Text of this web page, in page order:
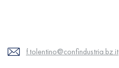
f.tolentino@confindustria.bz.it